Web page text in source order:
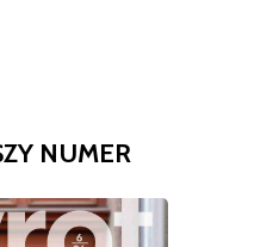
NUMER